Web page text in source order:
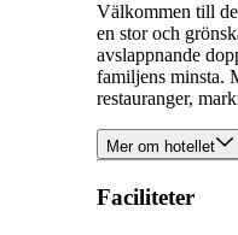
Välkommen till
en stor och
avslappnande
familjens minsta.
restauranger,
Mer om hotellet
Faciliteter